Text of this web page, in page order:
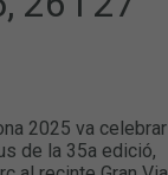
2025 va celebrar
de la 35a edició,